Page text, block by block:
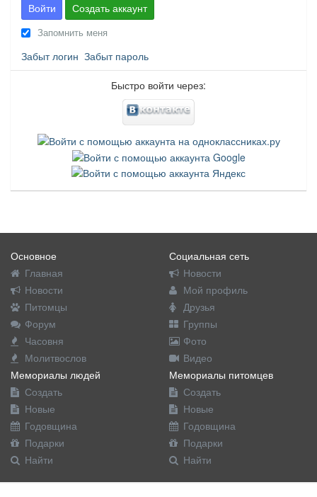
Войти Создать аккаунт
Запомнить меня
Забыт логин Забыт пароль
Быстро войти через:
Основное
Главная
Новости
Питомцы
Форум
Часовня
Молитвослов
Социальная сеть
Новости
Мой профиль
Друзья
Группы
Фото
Видео
Мемориалы людей
Создать
Новые
Годовщина
Подарки
Найти
Мемориалы питомцев
Создать
Новые
Годовщина
Подарки
Найти